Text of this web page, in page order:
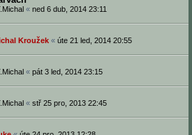
« ned 6 dub, 2014 23:11
Kroužek « úte 21 led, 2014 20:55
« pát 3 led, 2014 23:15
« stř 25 pro, 2013 22:45